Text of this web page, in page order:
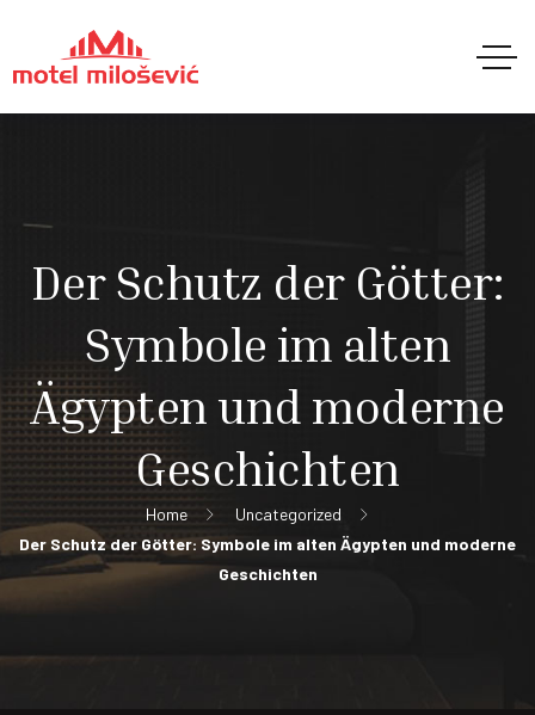
Der Schutz der Götter:
Symbole im alten
Ägypten und moderne
Geschichten
Home
Uncategorized
Der Schutz der Götter: Symbole im alten Ägypten und moderne
Geschichten